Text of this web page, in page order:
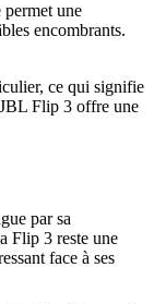
une
encombrants.
ce qui signifie
Flip 3 offre une
par sa
Flip 3 reste une
face à ses